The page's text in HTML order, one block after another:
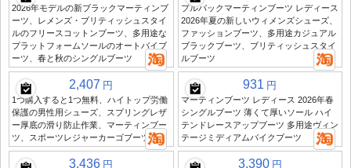
2026年モデルの新ブラックマーティンブ
ーツ、レメンズ・ブリティッシュスタイ
ルのフリースコットンブーツ、多用途な
プラットフォームソールのオートバイブ
ーツ、春と秋のシングルブーツ
プルバックマーティンブーツ レディース
2026年夏の新しいウィメンズシューズ、
ファッションブーツ、多用途カジュアル
ブラックブーツ、ブリティッシュスタイ
ルブーツ
2,407 円
1つ購入すると1つ無料、ハイトップ労働
保護の男性用シューズ、スプリングレザ
ー厚底の滑り防止作業、マーティンブー
ツ、スポーツレジャーカーゴブーツ
931 円
マーティンブーツ レディース 2026年春
シングルブーツ 薄くて厚いソール ハイ
テンドレースアップブーツ 多用途ヴィン
テージミディアムバイクブーツ
3,436 円 3,390 円